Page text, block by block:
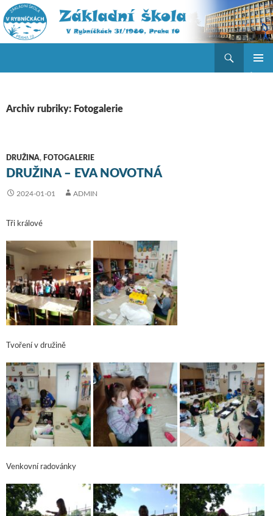
Archiv rubriky: Fotogalerie
DRUŽINA, FOTOGALERIE
DRUŽINA – EVA NOVOTNÁ
2024-01-01 ADMIN
Tři králové
Tvoření v družině
Venkovní radovánky